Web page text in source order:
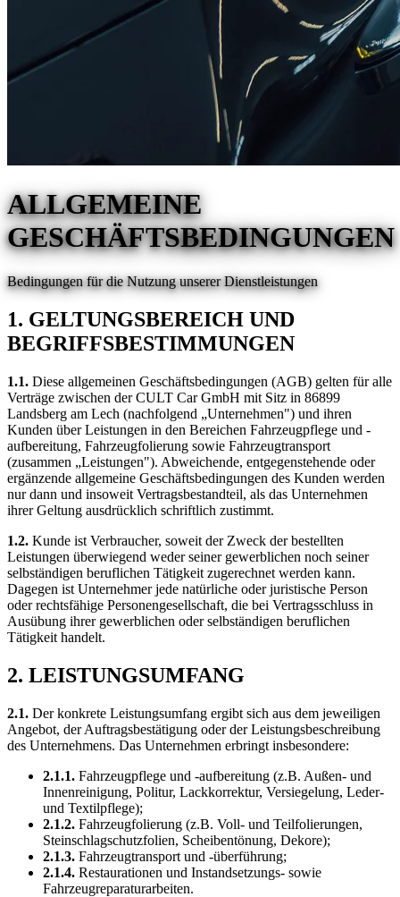
ALLGEMEINE
GESCHÄFTSBEDINGUNGEN
Bedingungen für die Nutzung unserer Dienstleistungen
1. GELTUNGSBEREICH UND
BEGRIFFSBESTIMMUNGEN
1.1. Diese allgemeinen Geschäftsbedingungen (AGB) gelten für alle
Verträge zwischen der CULT Car GmbH mit Sitz in 86899
Landsberg am Lech (nachfolgend „Unternehmen") und ihren
Kunden über Leistungen in den Bereichen Fahrzeugpflege und -
aufbereitung, Fahrzeugfolierung sowie Fahrzeugtransport
(zusammen „Leistungen"). Abweichende, entgegenstehende oder
ergänzende allgemeine Geschäftsbedingungen des Kunden werden
nur dann und insoweit Vertragsbestandteil, als das Unternehmen
ihrer Geltung ausdrücklich schriftlich zustimmt.
1.2. Kunde ist Verbraucher, soweit der Zweck der bestellten
Leistungen überwiegend weder seiner gewerblichen noch seiner
selbständigen beruflichen Tätigkeit zugerechnet werden kann.
Dagegen ist Unternehmer jede natürliche oder juristische Person
oder rechtsfähige Personengesellschaft, die bei Vertragsschluss in
Ausübung ihrer gewerblichen oder selbständigen beruflichen
Tätigkeit handelt.
2. LEISTUNGSUMFANG
2.1. Der konkrete Leistungsumfang ergibt sich aus dem jeweiligen
Angebot, der Auftragsbestätigung oder der Leistungsbeschreibung
des Unternehmens. Das Unternehmen erbringt insbesondere:
2.1.1. Fahrzeugpflege und -aufbereitung (z.B. Außen- und
Innenreinigung, Politur, Lackkorrektur, Versiegelung, Leder-
und Textilpflege);
2.1.2. Fahrzeugfolierung (z.B. Voll- und Teilfolierungen,
Steinschlagschutzfolien, Scheibentönung, Dekore);
2.1.3. Fahrzeugtransport und -überführung;
2.1.4. Restaurationen und Instandsetzungs- sowie
Fahrzeugreparaturarbeiten.